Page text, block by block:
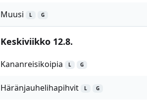
Muusi L G
Keskiviikko 12.8.
Kananreisikoipia L G
Häränjauhelihapihvit L G